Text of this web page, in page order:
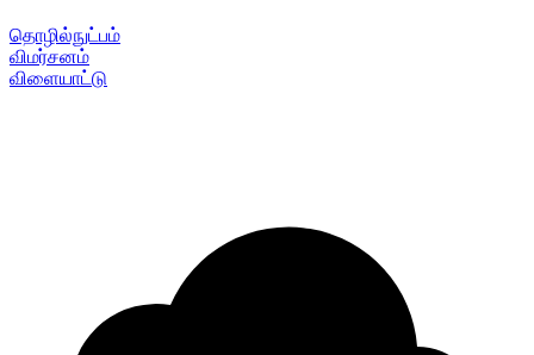
தொழில்நுட்பம்
விமர்சனம்
விளையாட்டு